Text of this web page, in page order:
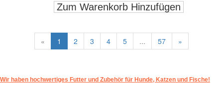
Zum Warenkorb Hinzufügen
« 1 2 3 4 5 ... 57 »
Wir haben hochwertiges Futter und Zubehör für Hunde, Katzen und Fische!